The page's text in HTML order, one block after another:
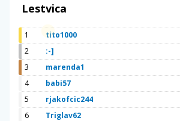
Lestvica
1 tito1000
2
:-]
3
marenda1
4
babi57
5
rjakofcic244
6
Triglav62